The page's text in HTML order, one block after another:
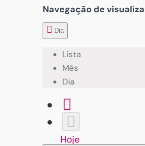
Navegação de
Dia
Lista
Mês
Dia
Hoje